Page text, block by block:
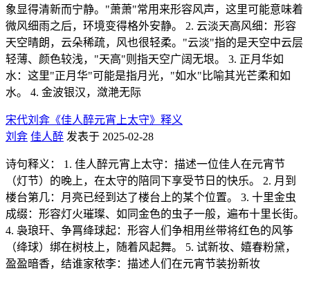
象显得清新而宁静。"萧萧"常用来形容风声，这里可能意味着
微风细雨之后，环境变得格外安静。 2. 云淡天高风细：形容
天空晴朗，云朵稀疏，风也很轻柔。"云淡"指的是天空中云层
轻薄、颜色较浅，"天高"则指天空广阔无垠。 3. 正月华如
水：这里"正月华"可能是指月光，"如水"比喻其光芒柔和如
水。 4. 金波银汉，潋滟无际
宋代刘弇《佳人醉元宵上太守》释义
刘弇 佳人醉 发表于 2025-02-28
诗句释义： 1. 佳人醉元宵上太守：描述一位佳人在元宵节
（灯节）的晚上，在太守的陪同下享受节日的快乐。 2. 月到
楼台第几：月亮已经到达了楼台上的某个位置。 3. 十里金虫
成缀：形容灯火璀璨、如同金色的虫子一般，遍布十里长街。
4. 袅琅玕、争罥绛球起：形容人们争相用丝带将红色的风筝
（绛球）绑在树枝上，随着风起舞。 5. 试新妆、嬉春粉黛，
盈盈暗香，结谁家秾李：描述人们在元宵节装扮新妆